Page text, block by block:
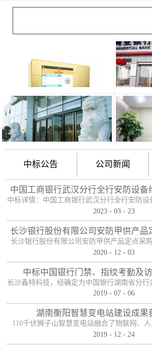
中标公告 公司新闻
中国工商银行武汉分行全行安防设备
项目
中标详情：中国工商银行武汉分行全行安防
目（项目编号：HBZTH-FW-2022-106），于
定贵单位为本项目2包的入围供应商。
2023 - 03 - 23
长沙银行股份有限公司安防甲供产品
目——中标公告
长沙银行股份有限公司安防甲供产品定点采
号：0646-204HNGL500）评标工作已经结束
的中标人。包一采购内容为：1、甲级木质防
锁安全门；3、自助银行安全防护门；4、甲
钢）；5、钢化玻璃自动感应门、防砸玻璃自
行专用防盗卷帘门（含电机
2020 - 12 - 03
中标中国银行门禁、指纹考勤及
长沙鑫特科技，经确定为中国银行湖南省分行
禁、指纹考勤、访客系统采购项目供应商
2019 - 07 - 06
湖南衡阳智慧变电站建设成果
110千伏狮子山智慧变电站融合了物联网、
术，是设备侧电力物联网建设在专业领域的
2019 - 12 - 24